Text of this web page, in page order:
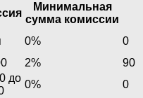
Минимальная
сумма комиссии
0% 0
2%
90
до
0%
0